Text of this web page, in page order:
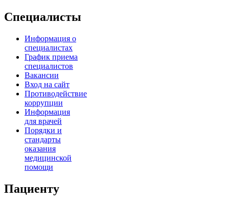
Специалисты
Информация о
специалистах
График приема
специалистов
Вакансии
Вход на сайт
Противодействие
коррупции
Информация
для врачей
Порядки и
стандарты
оказания
медицинской
помощи
Пациенту